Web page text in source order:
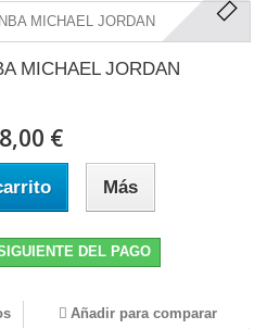
MICHAEL JORDAN
€
Más
DEL PAGO
Añadir para comparar